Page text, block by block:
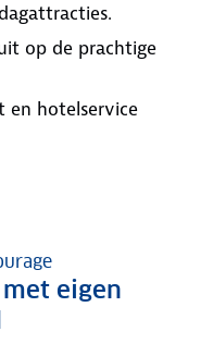
op de prachtige
hotelservice
eigen